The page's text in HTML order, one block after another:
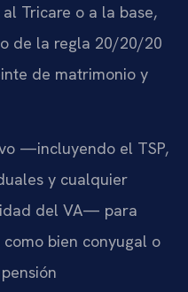
Tricare o a la base,
de la regla 20/20/20
de matrimonio y
—incluyendo el TSP,
y cualquier
del VA— para
bien conyugal o